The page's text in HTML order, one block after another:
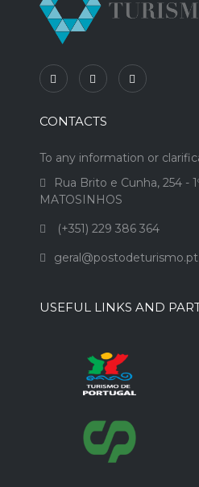
CONTACTS
To any information or
Rua Brito e Cunha, 254 -
MATOSINHOS
(+351) 229 386 364
geral@postodeturismo.pt
USEFUL LINKS AND